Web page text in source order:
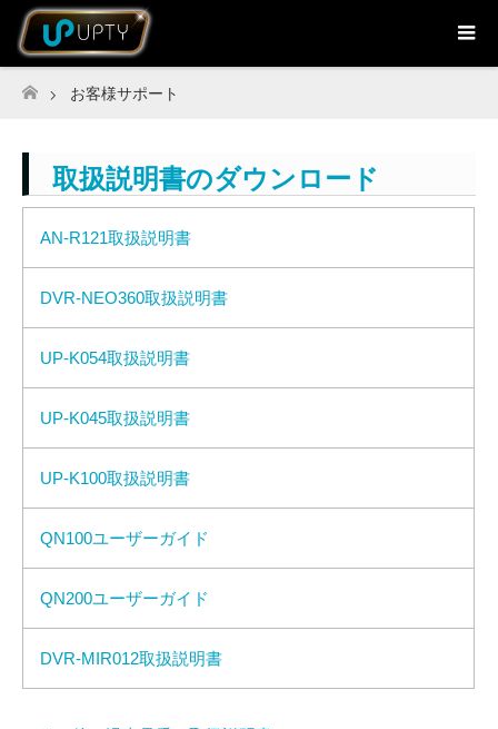
ホーム
お客様サポート
取扱説明書のダウンロード
AN-R121取扱説明書
DVR-NEO360取扱説明書
UP-K054取扱説明書
UP-K045取扱説明書
UP-K100取扱説明書
QN100ユーザーガイド
QN200ユーザーガイド
DVR-MIR012取扱説明書